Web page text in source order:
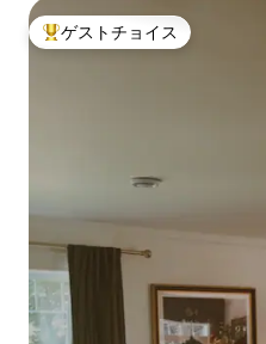
大好評のゲストチョイスです。
ゲストチョイス